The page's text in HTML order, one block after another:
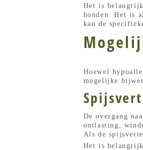
Het is
honden. Het is
kan de
Hoewel
mogelijke
De overgang
ontlasting,
Als de
Het is